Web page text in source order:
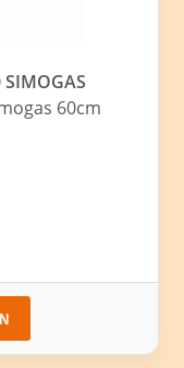
60cm